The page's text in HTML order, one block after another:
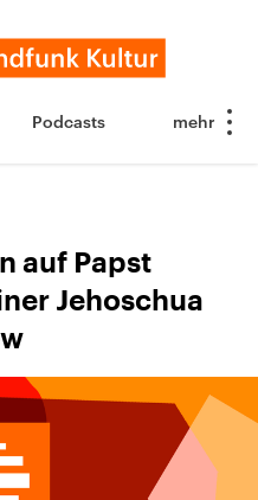
Podcasts
auf Papst
Jehoschua